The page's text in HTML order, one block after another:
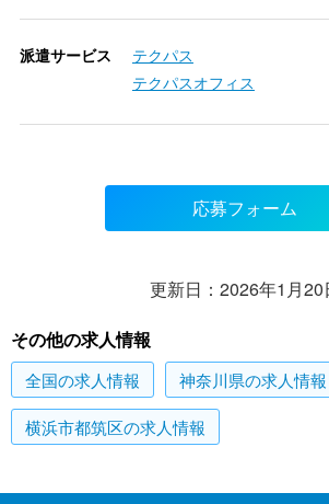
派遣サービス
テクパス
テクパスオフィス
応募フォーム
更新日：2026年1月20
その他の求人情報
全国の求人情報 神奈川県の求人情報
横浜市都筑区の求人情報